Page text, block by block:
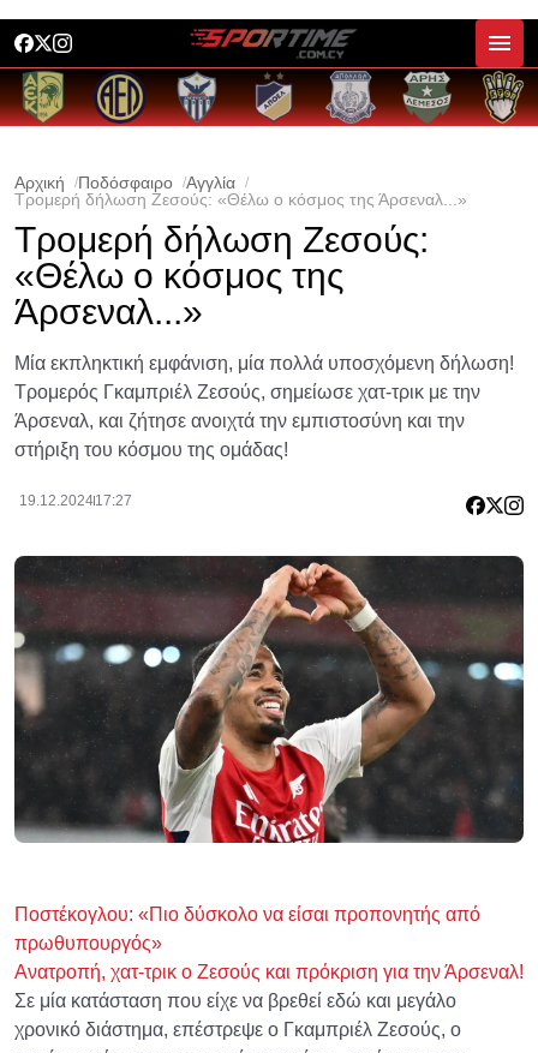
Αρχική Ποδόσφαιρο
Αγγλία
Τρομερή δήλωση Ζεσούς: «Θέλω ο κόσμος της Άρσεναλ...»
Τρομερή δήλωση Ζεσούς:
«Θέλω ο κόσμος της
Άρσεναλ...»
Μία εκπληκτική εμφάνιση, μία πολλά υποσχόμενη δήλωση!
Τρομερός Γκαμπριέλ Ζεσούς, σημείωσε χατ-τρικ με την
Άρσεναλ, και ζήτησε ανοιχτά την εμπιστοσύνη και την
στήριξη του κόσμου της ομάδας!
19.12.202417:27
Ποστέκογλου: «Πιο δύσκολο να είσαι προπονητής από
πρωθυπουργός»
Ανατροπή, χατ-τρικ ο Ζεσούς και πρόκριση για την Άρσεναλ!
Σε μία κατάσταση που είχε να βρεθεί εδώ και μεγάλο
χρονικό διάστημα, επέστρεψε ο Γκαμπριέλ Ζεσούς, ο